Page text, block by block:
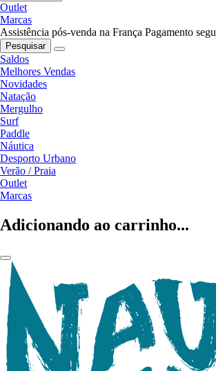
Outlet
Marcas
Assistência pós-venda na França Pagamento
Pesquisar
Saldos
Melhores Vendas
Novidades
Natação
Mergulho
Surf
Paddle
Náutica
Desporto Urbano
Verão / Praia
Outlet
Marcas
Adicionando ao carrinho...